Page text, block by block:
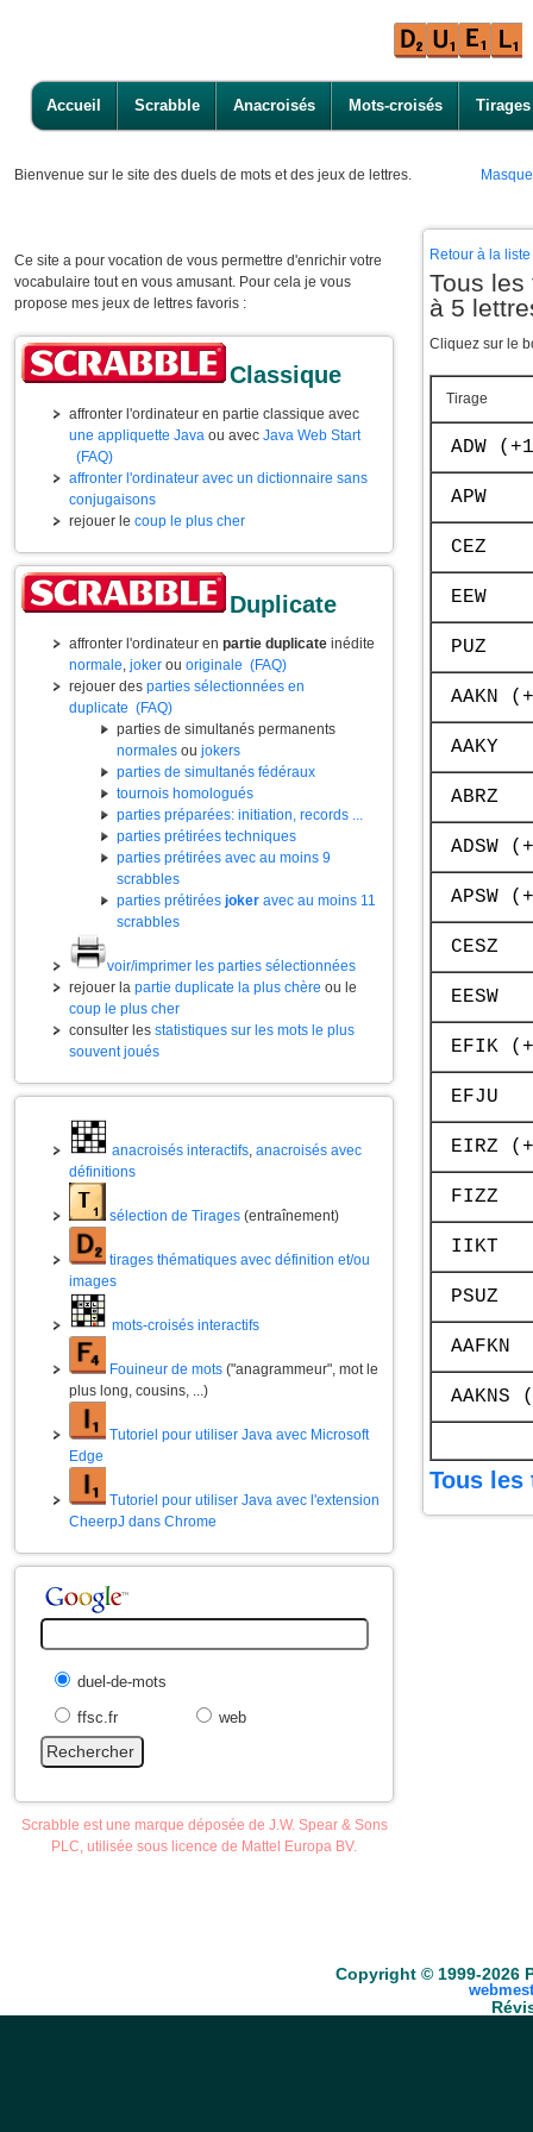
Accueil Scrabble Anacroisés Mots-croisés Tirages
Bienvenue sur le site des duels de mots et des jeux de lettres.
Ce site a pour vocation de vous permettre d'enrichir votre
vocabulaire tout en vous amusant. Pour cela je vous
propose mes jeux de lettres favoris :
Classique
affronter l'ordinateur en partie classique avec
une appliquette Java ou avec Java Web Start
(FAQ)
affronter l'ordinateur avec un dictionnaire sans
conjugaisons
rejouer le coup le plus cher
Duplicate
affronter l'ordinateur en partie duplicate inédite
normale, joker ou originale (FAQ)
rejouer des parties sélectionnées en
duplicate (FAQ)
parties de simultanés permanents
normales ou jokers
parties de simultanés fédéraux
tournois homologués
parties préparées: initiation, records ...
parties prétirées techniques
parties prétirées avec au moins 9
scrabbles
parties prétirées joker avec au moins 11
scrabbles
voir/imprimer les parties sélectionnées
rejouer la partie duplicate la plus chère ou le
coup le plus cher
consulter les statistiques sur les mots le plus
souvent joués
anacroisés interactifs, anacroisés avec
définitions
sélection de Tirages (entraînement)
tirages thématiques avec définition et/ou
images
mots-croisés interactifs
Fouineur de mots ("anagrammeur", mot le
plus long, cousins, ...)
Tutoriel pour utiliser Java avec Microsoft
Edge
Tutoriel pour utiliser Java avec l'extension
CheerpJ dans Chrome
duel-de-mots
ffsc.fr
web
Scrabble est une marque déposée de J.W. Spear & Sons
PLC, utilisée sous licence de Mattel Europa BV.
Retour à la
Tous les
à 5
Cliquez sur le
Tirage
ADW
APW
CEZ
EEW
PUZ
AAKN
AAKY
ABRZ
ADSW
APSW
CESZ
EESW
EFIK
EFJU
EIRZ
FIZZ
IIKT
PSUZ
AAFKN
AAKNS
Tous les
Copyright © 1999-2026